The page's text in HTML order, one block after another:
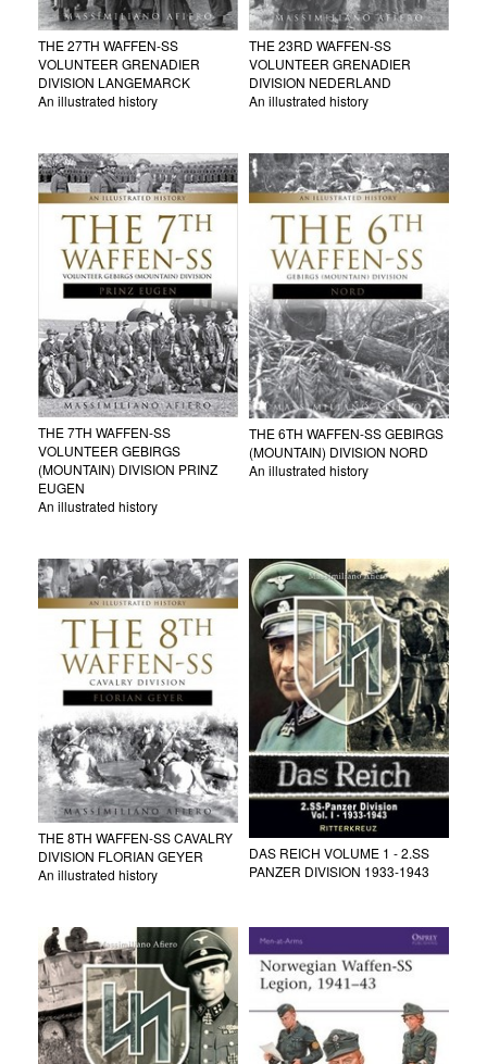
THE 27TH WAFFEN-SS
VOLUNTEER GRENADIER
DIVISION LANGEMARCK
An illustrated history
THE 23RD WAFFEN-SS
VOLUNTEER GRENADIER
DIVISION NEDERLAND
An illustrated history
THE 7TH WAFFEN-SS
VOLUNTEER GEBIRGS
(MOUNTAIN) DIVISION PRINZ
EUGEN
An illustrated history
THE 6TH WAFFEN-SS GEBIRGS
(MOUNTAIN) DIVISION NORD
An illustrated history
THE 8TH WAFFEN-SS CAVALRY
DIVISION FLORIAN GEYER
An illustrated history
DAS REICH VOLUME 1 - 2.SS
PANZER DIVISION 1933-1943